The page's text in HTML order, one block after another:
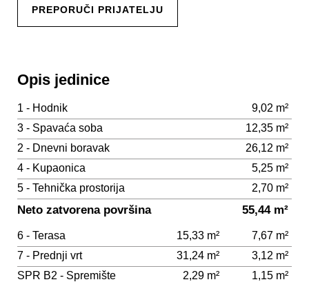
PREPORUČI PRIJATELJU
Opis jedinice
1 - Hodnik
9,02 m²
3 - Spavaća soba
12,35 m²
2 - Dnevni boravak
26,12 m²
4 - Kupaonica
5,25 m²
5 - Tehnička prostorija
2,70 m²
Neto zatvorena površina 55,44 m²
6 - Terasa 15,33 m²
7,67 m²
7 - Prednji vrt
31,24 m²
3,12 m²
SPR B2 - Spremište
2,29 m² 1,15 m²